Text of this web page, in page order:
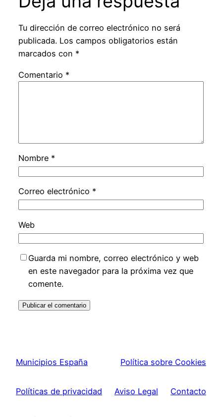
Tu dirección de correo electrónico no será
publicada. Los campos obligatorios están
marcados con *
Comentario *
Nombre *
Correo electrónico *
Web
Guarda mi nombre, correo electrónico y web
en este navegador para la próxima vez que
comente.
Municipios España Política sobre Cookies
Políticas de privacidad Aviso Legal Contacto